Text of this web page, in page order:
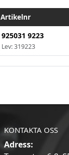
Artikelnr
925031 9223
Lev: 319223
KONTAKTA OSS
Adress: